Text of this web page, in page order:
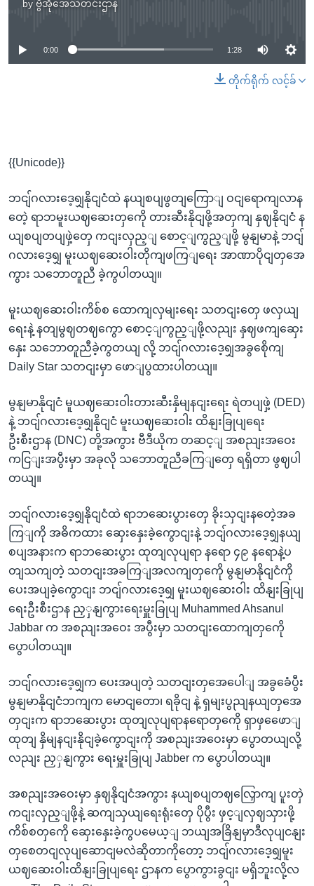
by ဗွီအိုအေသတင်းဌာန
No media source currently available
0:00 1:28
တိုက်ရိုက် လင့်ခ်
{{Unicode}}
ဘငျ်ဂလားဒေ့ရျှနိုငျငံထဲ နယျစပျဖွတျကြောျ ဝငျရောကျလာန
တေဲ့ ရာဘမူးယဈဆေးတှကေို တားဆီးနိုငျဖို့အတှကျ နှဈနိုငျငံ န
ယျစပျတပျဖှဲ့တှေ ကငျးလှည့ျ စောင့ျကွည့ျဖို့ မွနျမာနဲ့ ဘငျ်
ဂလားဒေ့ရျှ မူးယဈဆေးဝါးတိုကျဖကြျရေး အာဏာပိုငျတှအေ
ကွား သဘောတူညီ ခဲ့ကွပါတယျ။
မူးယဈဆေးဝါးကိစ်စ ထောကျလှမျးရေး သတငျးတှေ ဖလှယျ
ရေးနဲ့ နတျမွဈတဈကွော စောင့ျကွည့ျဖို့လညျး နှဈဖကျဆှေး
နှေး သဘောတူညီခဲ့ကွတယျ လို့ ဘငျ်ဂလားဒေ့ရျှအခွစေိုကျ
Daily Star သတငျးမှာ ဖောျပွထားပါတယျ။
မွနျမာနိုငျငံ မူယဈဆေးဝါးတားဆီးနှိမျနငျးရေး ရဲတပျဖှဲ့ (DED)
နဲ့ ဘငျ်ဂလားဒေ့ရျှနိုငျငံ မူးယဈဆေးဝါး ထိနျးခြုပျရေး
ဦးစီးဌာန (DNC) တို့အကွား ဗီဒီယိုက တဆင့ျ အစညျးအဝေး
ကငြျးအပွီးမှာ အခုလို သဘောတူညီခကြျတှေ ရရှိတာ ဖွဈပါ
တယျ။
ဘငျ်ဂလားဒေ့ရျှနိုငျငံထဲ ရာဘဆေးပွားတှေ ခိုးသှငျးနတေဲ့အခ
ကြျကို အဓိကထား ဆှေးနှေးခဲ့ကွောငျးနဲ့ ဘငျ်ဂလားဒေ့ရျှနယျ
စပျအနားက ရာဘဆေးပွား ထုတျလုပျရာ နရော ၄၉ နရောနဲ့ပ
တျသကျတဲ့ သတငျးအခကြျအလကျတှကေို မွနျမာနိုငျငံကို
ပေးအပျခဲ့ကွောငျး ဘငျ်ဂလားဒေ့ရျှ မူးယဈဆေးဝါး ထိနျးခြုပျ
ရေးဦးစီးဌာန ညှှနျကွားရေးမှူးခြုပျ Muhammed Ahsanul
Jabbar က အစညျးအဝေး အပွီးမှာ သတငျးထောကျတှကေို
ပွောပါတယျ။
ဘငျ်ဂလားဒေ့ရျှက ပေးအပျတဲ့ သတငျးတှအေပေါျ အခွခေံပွီး
မွနျမာနိုငျငံဘကျက မောငျတော၊ ရခိုငျ နဲ့ ရှမျးပွညျနယျတှအေ
တှငျးက ရာဘဆေးပွား ထုတျလုပျရာနရောတှကေို ရှာဖှဖေောျ
ထုတျ နှိမျနငျးနိုငျခဲ့ကွောငျးကို အစညျးအဝေးမှာ ပွောတယျလို့
လညျး ညှှနျကွား ရေးမှူးခြုပျ Jabber က ပွောပါတယျ။
အစညျးအဝေးမှာ နှဈနိုငျငံအကွား နယျစပျတဈလြှောကျ ပူးတှဲ
ကငျးလှည့ျဖို့နဲ့ ဆကျသှယျရေးရုံးတှေ ပိုပွီး ဖှင့ျလှဈသှားဖို့
ကိစ်စတှကေို ဆှေးနှေးခဲ့ကွပမေယ့ျ ဘယျအခြိနျမှာဒီလုပျငနျး
တှစေတငျလုပျဆောငျမလဲဆိုတာကိုတော့ ဘငျ်ဂလားဒေ့ရျှမူး
ယဈဆေးဝါးထိနျးခြုပျရေး ဌာနက ပွောကွားခွငျး မရှိဘူးလို့လ